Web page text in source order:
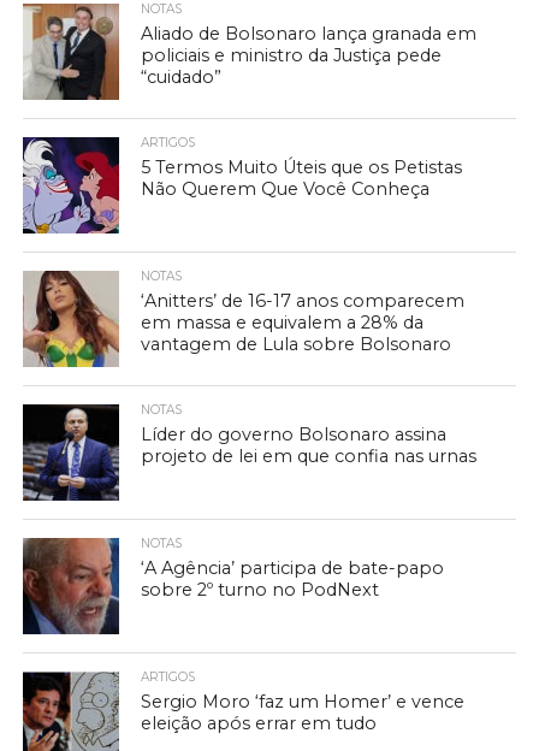
NOTAS
Aliado de Bolsonaro lança granada em
policiais e ministro da Justiça pede
“cuidado”
ARTIGOS
5 Termos Muito Úteis que os Petistas
Não Querem Que Você Conheça
NOTAS
‘Anitters’ de 16-17 anos comparecem
em massa e equivalem a 28% da
vantagem de Lula sobre Bolsonaro
NOTAS
Líder do governo Bolsonaro assina
projeto de lei em que confia nas urnas
NOTAS
‘A Agência’ participa de bate-papo
sobre 2º turno no PodNext
ARTIGOS
Sergio Moro ‘faz um Homer’ e vence
eleição após errar em tudo